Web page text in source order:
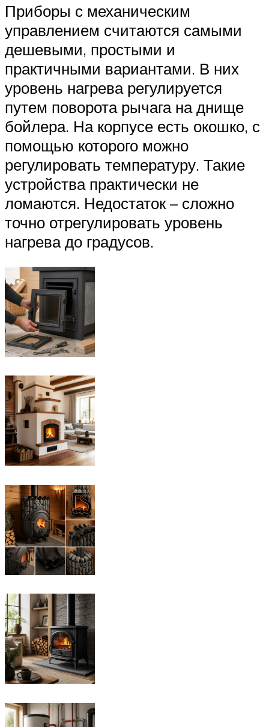
Приборы с механическим
управлением считаются самыми
дешевыми, простыми и
практичными вариантами. В них
уровень нагрева регулируется
путем поворота рычага на днище
бойлера. На корпусе есть окошко, с
помощью которого можно
регулировать температуру. Такие
устройства практически не
ломаются. Недостаток – сложно
точно отрегулировать уровень
нагрева до градусов.